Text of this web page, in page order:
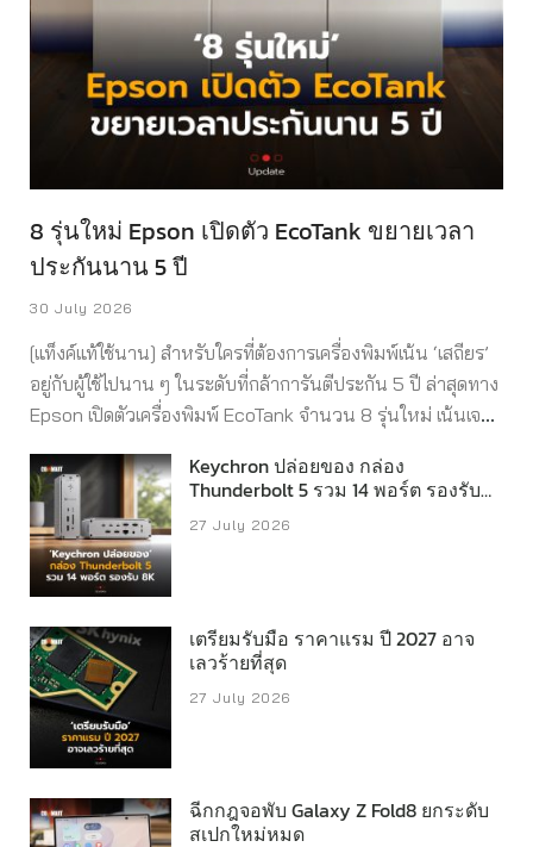
8 รุ่นใหม่ Epson เปิดตัว EcoTank ขยายเวลา
ประกันนาน 5 ปี
30 July 2026
[แท็งค์แท้ใช้นาน] สำหรับใครที่ต้องการเครื่องพิมพ์เน้น ‘เสถียร’
อยู่กับผู้ใช้ไปนาน ๆ ในระดับที่กล้าการันตีประกัน 5 ปี ล่าสุดทาง
Epson เปิดตัวเครื่องพิมพ์ EcoTank จำนวน 8 รุ่นใหม่ เน้นเจาะ
สำหรับ Epson EcoTank ทั้ง 8 รุ่นนี้ ประกอบด้วย L1310,
L1350, L3310, L3350, L3316, L3356, L5390 และ L5396
ซึ่งมาพร้อมพ์แบบไร้สายผ่าน Apple AirPrint, Mopria, LINE
Print และ Epson Smart Panel เพื่อมอบประสบการณ์การ
พิมพ์ที่สะดวก ทั้งยังได้รับการพัฒนาประสิทธิภาพการใช้งานใน
หลายด้าน โดยรุ่น L1350, L3350, L3356, L5390 และ
L5396 สามารถพิมพ์งานผ่านสมาร์ตโฟนและแท็บเล็ตได้อย่าง
ง่ายดาย เพื่อสั่งพิมพ์ สแกนเอกสาร และถ่ายสำเนา รวมถึงตรวจ
สอบระดับหมึกและสถานะเครื่องพิมพ์ ขณะที่รุ่น L5390 และ
L5396 ยังมาพร้อมระบบป้อนเอกสารอัตโนมัติ (ADF) ช่วยเพิ่ม
ตอบโจทย์ผู้ประกอบการและสำนักงานที่ต้องการความรวดเร็ว
Keychron ปล่อยของ กล่อง
Thunderbolt 5 รวม 14 พอร์ต รองรับ
8K
27 July 2026
เตรียมรับมือ ราคาแรม ปี 2027 อาจ
เลวร้ายที่สุด
27 July 2026
ฉีกกฎจอพับ Galaxy Z Fold8 ยกระดับ
สเปกใหม่หมด